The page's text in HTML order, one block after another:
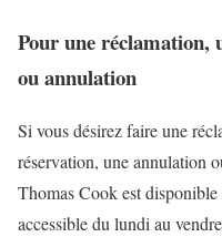
Pour une réclamation,
ou annulation
Si vous désirez faire une
réservation, une annulation
Thomas Cook est
accessible du lundi au